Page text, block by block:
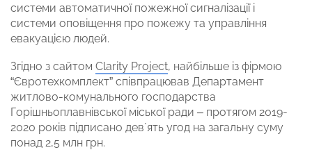
системи автоматичної пожежної сигналізації і
системи оповіщення про пожежу та управління
евакуацією людей.
Згідно з сайтом Clarity Project, найбільше із фірмою
“Євротехкомплект” співпрацював Департамент
житлово-комунального господарства
Горішньоплавнівської міської ради – протягом 2019-
2020 років підписано дев`ять угод на загальну суму
понад 2,5 млн грн.